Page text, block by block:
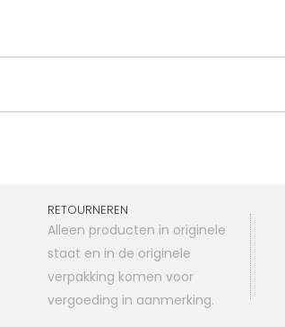
RETOURNEREN
Alleen producten in originele
staat en in de originele
verpakking komen voor
vergoeding in aanmerking.